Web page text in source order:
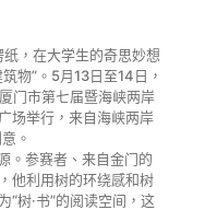
，在大学生的奇思妙想
物”。5月13日至14日，
门市第七届暨海峡两岸
场举行，来自海峡两岸
。
。参赛者、来自金门的
他利用树的环绕感和树
“树·书”的阅读空间，这